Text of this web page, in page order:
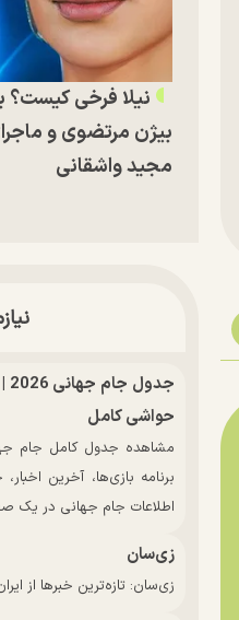
نیلا فرخی کیست؟
بیژن مرتضوی و
مجید واشقانی
حواشی کامل
برنامه بازی‌ها، آخرین
اطلاعات جام جهانی در یک
زی‌سان
زی‌سان: تازه‌ترین خبرها از